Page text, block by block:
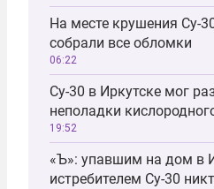
На месте крушения Су-
собрали все обломки
06:22
Су-30 в Иркутске мог
неполадки
19:52
«Ъ»: упавшим на дом в
истребителем Су-30